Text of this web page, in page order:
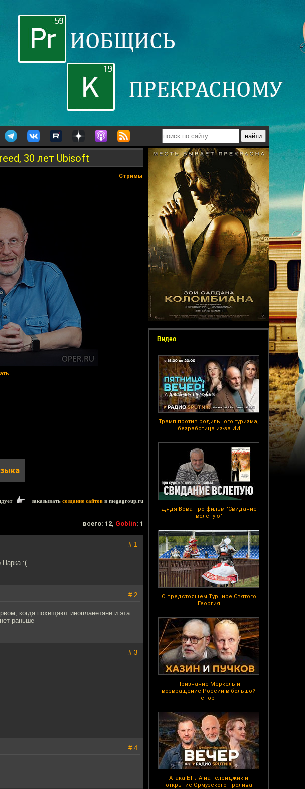
Видео
Трамп против родильного туризма,
безработица из-за ИИ
Дядя Вова про фильм "Свидание
вслепую"
О предстоящем Турнире Святого
Георгия
Признание Меркель и
возвращение России в большой
спорт
Атака БПЛА на Геленджик и
открытие Ормузского пролива
30 лет Ubisoft
Стримы
заказывать создание сайтов в megagroup.ru
всего: 12, Goblin: 1
# 1
Парка :(
# 2
когда похищают инопланетяне и эта
раньше
# 3
# 4